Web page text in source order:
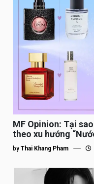
MF Opinion: Tại
theo xu hướng
by Thai Khang Pham